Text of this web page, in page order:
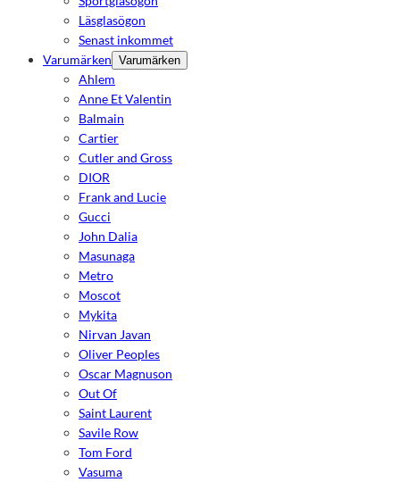
Läsglasögon
Senast inkommet
Varumärken Varumärken
Ahlem
Anne Et Valentin
Balmain
Cartier
Cutler and Gross
DIOR
Frank and Lucie
Gucci
John Dalia
Masunaga
Metro
Moscot
Mykita
Nirvan Javan
Oliver Peoples
Oscar Magnuson
Out Of
Saint Laurent
Savile Row
Tom Ford
Vasuma